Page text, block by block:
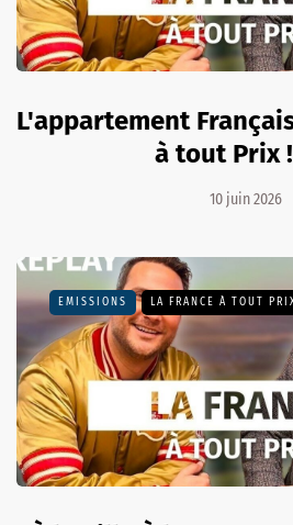
L'appartement
à tout Prix !
10 juin 2026
EMISSIONS LA FRANCE À TOUT